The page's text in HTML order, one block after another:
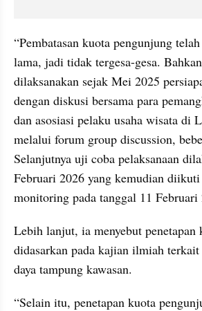
“Pembatasan kuota pengunjung
lama, jadi tidak tergesa-gesa.
dilaksanakan sejak Mei 2025
dengan diskusi bersama para
dan asosiasi pelaku usaha wisata di
melalui forum group discussion,
Selanjutnya uji coba pelaksanaan
Februari 2026 yang kemudian
monitoring pada tanggal 11 Februari
Lebih lanjut, ia menyebut penetapan
didasarkan pada kajian ilmiah terkait
daya tampung kawasan.
“Selain itu, penetapan kuota